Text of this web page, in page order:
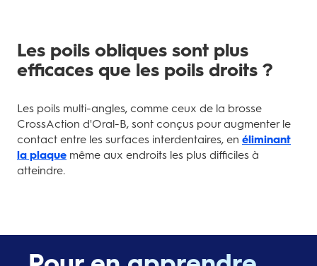
Les poils obliques sont plus
efficaces que les poils droits ?
Les poils multi-angles, comme ceux de la brosse
CrossAction d'Oral-B, sont conçus pour augmenter le
contact entre les surfaces interdentaires, en éliminant
la plaque même aux endroits les plus difficiles à
atteindre.